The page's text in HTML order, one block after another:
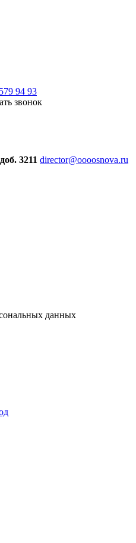
94 93
звонок
доб. 3211 director@oooosnova.ru
данных